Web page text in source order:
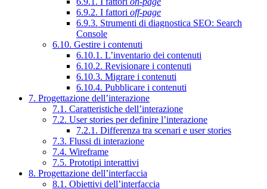
6.9.2. I fattori off-page
6.9.3. Strumenti di diagnostica SEO: Search
Console
6.10. Gestire i contenuti
6.10.1. L’inventario dei contenuti
6.10.2. Revisionare i contenuti
6.10.3. Migrare i contenuti
6.10.4. Pubblicare i contenuti
7. Progettazione dell’interazione
7.1. Caratteristiche dell’interazione
7.2. User stories per definire l’interazione
7.2.1. Differenza tra scenari e user stories
7.3. Flussi di interazione
7.4. Wireframe
7.5. Prototipi interattivi
8. Progettazione dell’interfaccia
8.1. Obiettivi dell’interfaccia